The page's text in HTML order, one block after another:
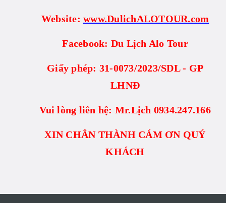
Website: www.DulichALOTOUR.com
Facebook: Du Lịch Alo Tour
Giấy phép: 31-0073/2023/SDL - GP
LHNĐ
Vui lòng liên hệ: Mr.Lịch 0934.247.166
XIN CHÂN THÀNH CÁM ƠN QUÝ
KHÁCH